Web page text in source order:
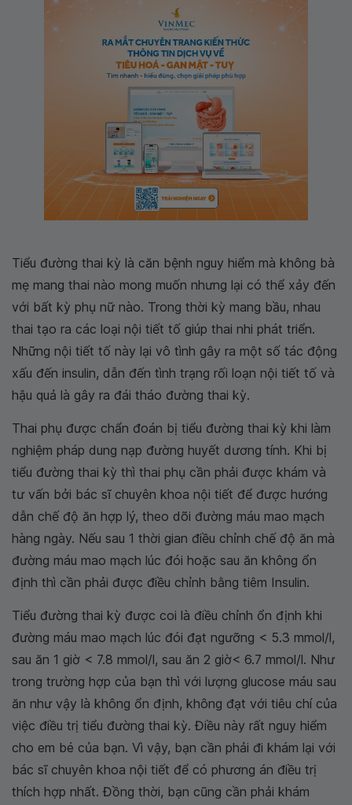
Tiểu đường thai kỳ là căn bệnh nguy hiểm mà không bà
mẹ mang thai nào mong muốn nhưng lại có thể xảy đến
với bất kỳ phụ nữ nào. Trong thời kỳ mang bầu, nhau
thai tạo ra các loại nội tiết tố giúp thai nhi phát triển.
Những nội tiết tố này lại vô tình gây ra một số tác động
xấu đến insulin, dẫn đến tình trạng rối loạn nội tiết tố và
hậu quả là gây ra đái tháo đường thai kỳ.
Thai phụ được chẩn đoán bị tiểu đường thai kỳ khi làm
nghiệm pháp dung nạp đường huyết dương tính. Khi bị
tiểu đường thai kỳ thì thai phụ cần phải được khám và
tư vấn bởi bác sĩ chuyên khoa nội tiết để được hướng
dẫn chế độ ăn hợp lý, theo dõi đường máu mao mạch
hàng ngày. Nếu sau 1 thời gian điều chỉnh chế độ ăn mà
đường máu mao mạch lúc đói hoặc sau ăn không ổn
định thì cần phải được điều chỉnh bằng tiêm Insulin.
Tiểu đường thai kỳ được coi là điều chỉnh ổn định khi
đường máu mao mạch lúc đói đạt ngưỡng < 5.3 mmol/l,
sau ăn 1 giờ < 7.8 mmol/l, sau ăn 2 giờ< 6.7 mmol/l. Như
trong trường hợp của bạn thì với lượng glucose máu sau
ăn như vậy là không ổn định, không đạt với tiêu chí của
việc điều trị tiểu đường thai kỳ. Điều này rất nguy hiểm
cho em bé của bạn. Vì vậy, bạn cần phải đi khám lại với
bác sĩ chuyên khoa nội tiết để có phương án điều trị
thích hợp nhất. Đồng thời, bạn cũng cần phải khám